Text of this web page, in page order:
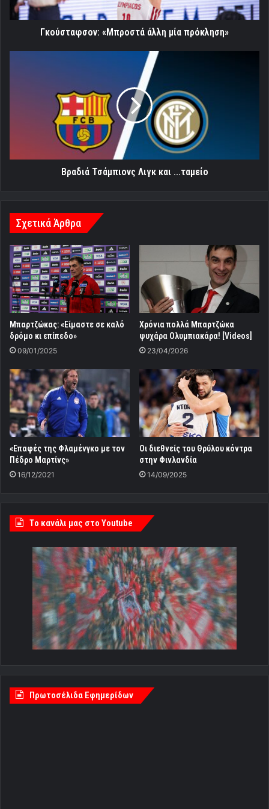
Γκούσταφσον: «Μπροστά άλλη μία πρόκληση»
Βραδιά Τσάμπιονς Λιγκ και ...ταμείο
Σχετικά Άρθρα
Mπαρτζώκας: «Είμαστε σε καλό
δρόμο κι επίπεδο»
09/01/2025
Χρόνια πολλά Μπαρτζώκα
ψυχάρα Ολυμπιακάρα! [Videos]
23/04/2026
«Επαφές της Φλαμένγκο με τον
Πέδρο Μαρτίνς»
16/12/2021
Οι διεθνείς του Θρύλου κόντρα
στην Φινλανδία
14/09/2025
Tο κανάλι μας στο Youtube
Πρωτοσέλιδα Εφημερίδων